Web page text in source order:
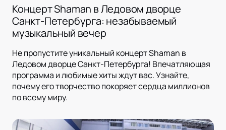
Концерт Shaman в Ледовом дворце
Санкт-Петербурга: незабываемый
музыкальный вечер
Не пропустите уникальный концерт Shaman в
Ледовом дворце Санкт-Петербурга! Впечатляющая
программа и любимые хиты ждут вас. Узнайте,
почему его творчество покоряет сердца миллионов
по всему миру.